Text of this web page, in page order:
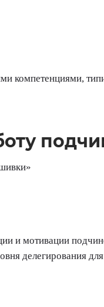
компетенциями,
и мотивации
делегирования